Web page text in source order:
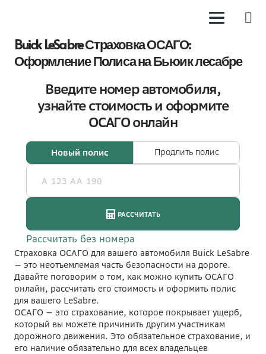
Buick LeSabre Страховка ОСАГО:
Оформление Полиса на Бьюик лесабре
Страховка ОСАГО для вашего автомобиля Buick LeSabre
— это неотъемлемая часть безопасности на дороге.
Давайте поговорим о том, как можно купить ОСАГО
онлайн, рассчитать его стоимость и оформить полис
для вашего LeSabre.
ОСАГО — это страхование, которое покрывает ущерб,
который вы можете причинить другим участникам
дорожного движения. Это обязательное страхование, и
его наличие обязательно для всех владельцев